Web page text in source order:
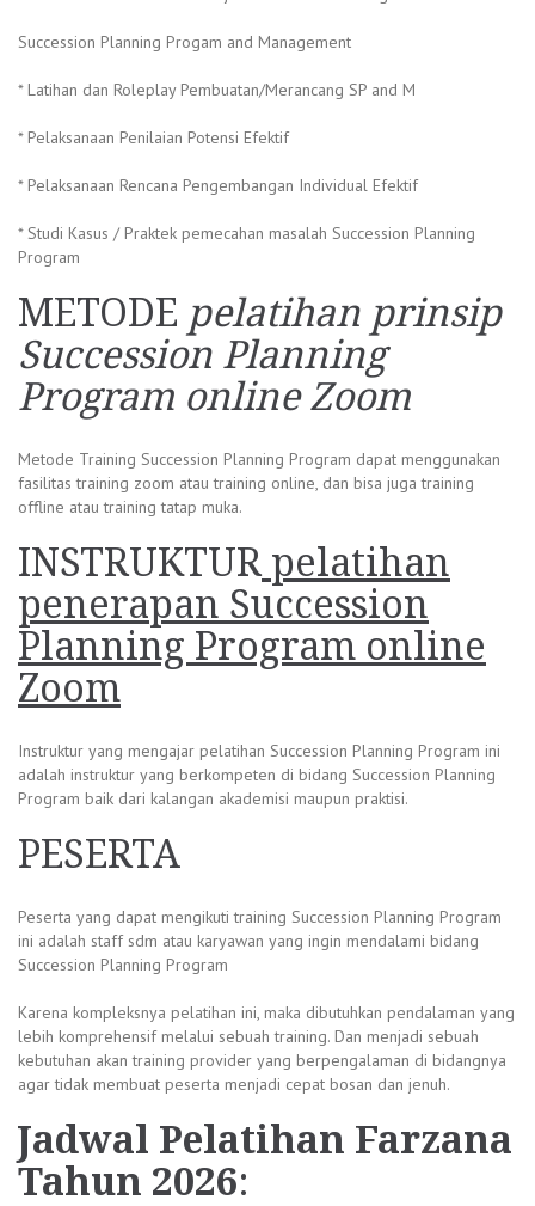
Succession Planning Progam and Management
* Latihan dan Roleplay Pembuatan/Merancang SP and M
* Pelaksanaan Penilaian Potensi Efektif
* Pelaksanaan Rencana Pengembangan Individual Efektif
* Studi Kasus / Praktek pemecahan masalah Succession Planning
Program
METODE pelatihan prinsip
Succession Planning
Program online Zoom
Metode Training Succession Planning Program dapat menggunakan
fasilitas training zoom atau training online, dan bisa juga training
offline atau training tatap muka.
INSTRUKTUR pelatihan
penerapan Succession
Planning Program online
Zoom
Instruktur yang mengajar pelatihan Succession Planning Program ini
adalah instruktur yang berkompeten di bidang Succession Planning
Program baik dari kalangan akademisi maupun praktisi.
PESERTA
Peserta yang dapat mengikuti training Succession Planning Program
ini adalah staff sdm atau karyawan yang ingin mendalami bidang
Succession Planning Program
Karena kompleksnya pelatihan ini, maka dibutuhkan pendalaman yang
lebih komprehensif melalui sebuah training. Dan menjadi sebuah
kebutuhan akan training provider yang berpengalaman di bidangnya
agar tidak membuat peserta menjadi cepat bosan dan jenuh.
Jadwal Pelatihan Farzana
Tahun 2026: